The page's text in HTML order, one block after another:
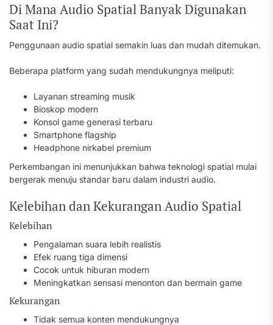
Di Mana Audio Spatial Banyak Digunakan
Saat Ini?
Penggunaan audio spatial semakin luas dan mudah ditemukan.
Beberapa platform yang sudah mendukungnya meliputi:
Layanan streaming musik
Bioskop modern
Konsol game generasi terbaru
Smartphone flagship
Headphone nirkabel premium
Perkembangan ini menunjukkan bahwa teknologi spatial mulai
bergerak menuju standar baru dalam industri audio.
Kelebihan dan Kekurangan Audio Spatial
Kelebihan
Pengalaman suara lebih realistis
Efek ruang tiga dimensi
Cocok untuk hiburan modern
Meningkatkan sensasi menonton dan bermain game
Kekurangan
Tidak semua konten mendukungnya